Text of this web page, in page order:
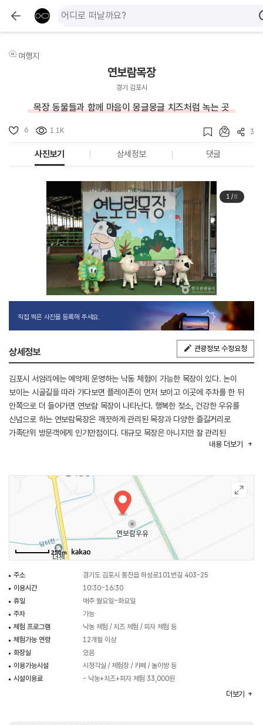
여행지
연보람목장
경기 김포시
목장 동물들과 함께 마음이 몽글몽글 치즈처럼 녹는 곳
6 1.1K 3
사진보기 상세정보 댓글
1/8
직접 찍은 사진을 등록해 주세요.
상세정보 관광정보 수정요청
김포시 서암리에는 예약제 운영하는 낙동 체험이 가능한 목장이 있다. 논이
보이는 시골길을 따라 가다보면 플레이존이 먼저 보이고 이곳에 주차를 한 뒤
안쪽으로 더 들어가면 연보람 목장이 나타난다. 행복한 젖소, 건강한 우유를
신념으로 하는 연보람목장은 깨끗하게 관리된 목장과 다양한 즐길거리로
가족단위 방문객에게 인기만점이다. 대규모 목장은 아니지만 잘 관리된
체험장과 카페, 놀이시설이 알차게 구성되어 있어 아이들이 지루할 틈이 없다.
있는 동물들에게 먹이 주기, 부모님과 함께 치즈와 피자 만들기로 구성되어있다.
피자가 구워질 동안 야외로 나가서 트랙터를 타기도 하고 직접 젖소의 젖을
짜보는 경험도 할 수 있다. 마무리로 직접 만든 피자 시식까지 그야말로 꽉 찬
구성에 아이와 부모 모두에게 만족감을 선사한다. 플레이존은 어린이
방문객들의 놀이공간으로 시간제한 없이 무료로 이용할 수 있다. 연보람목장은
순수한 눈빛의 동물들을 직접 만져보고 먹이를 주는 체험을 통해 자라나는
아이들에게 소중한 추억을 선물하는 공간이다.
내용 더보기
250m
주소
경기도 김포시 통진읍 하성로101번길 403-25
이용시간
10:30~16:30
휴일
매주 월요일~화요일
주차
가능
체험 프로그램
낙농 체험 / 치즈 체험 / 피자 체험 등
체험가능 연령
12개월 이상
화장실
있음
이용가능시설
시청각실 / 체험장 / 카페 / 놀이방 등
시설이용료
- 낙농+치즈+피자 체험 33,000원
더보기